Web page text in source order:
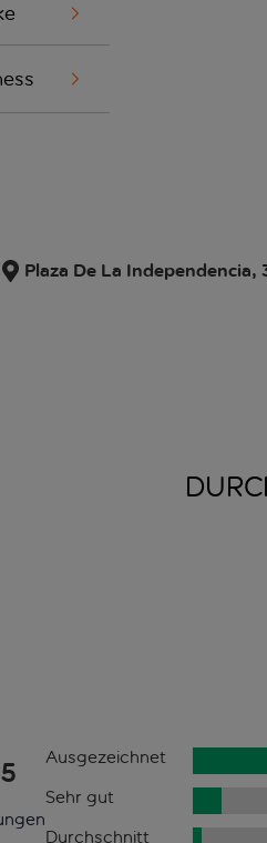
Plaza De La Independencia,
Ausgezeichnet
Sehr gut
Durchschnitt